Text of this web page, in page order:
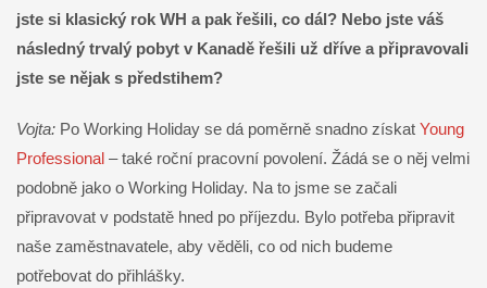
jste si klasický rok WH a pak řešili, co dál? Nebo jste váš
následný trvalý pobyt v Kanadě řešili už dříve a připravovali
jste se nějak s předstihem?
Vojta: Po Working Holiday se dá poměrně snadno získat Young
Professional – také roční pracovní povolení. Žádá se o něj velmi
podobně jako o Working Holiday. Na to jsme se začali
připravovat v podstatě hned po příjezdu. Bylo potřeba připravit
naše zaměstnavatele, aby věděli, co od nich budeme
potřebovat do přihlášky.